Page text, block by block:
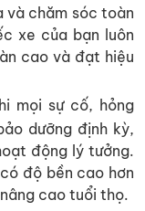
và chăm sóc toàn
xe của bạn luôn
cao và đạt hiệu
mọi sự cố, hỏng
dưỡng định kỳ,
động lý tưởng.
độ bền cao hơn
cao tuổi thọ.